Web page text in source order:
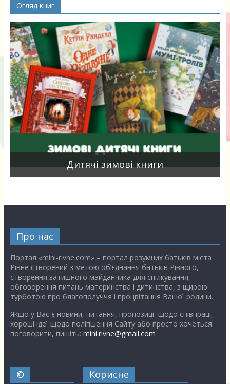
Огляд книг
Дитячі зимові книги
Про нас
Портал «mini-rivne.com» – портал розумних батьків міста
Рівне створений з метою об’єднання батьків Рівного,
створення затишного майданчика для спілкування,
обговорення питань материнства і дитинства, з щирою
турботою про благополуччя і процвітання Вашої родини.
Якщо у Вас є новини, питання, пропозиції щодо співпраці,
хороші ідеї щодо поліпшення Сайту або просто хочеться
поговорити, пишіть: mini.rivne@gmail.com
© Корисне